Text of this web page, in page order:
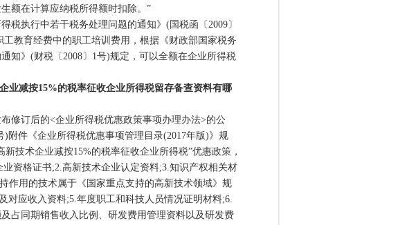
额在计算应纳税所得额时扣除。”
执行中若干税务处理问题的通知》(国税函〔2009〕
工教育经费中的职工培训费用，根据《财政部国家税务
知》(财税〔2008〕1号)规定，可以全额在企业所得税
业减按15%的税率征收企业所得税留存备查资料有哪
订后的<企业所得税优惠政策事项办理办法>的公
)附件《企业所得税优惠事项管理目录(2017年版)》规
技术企业减按15%的税率征收企业所得税”优惠政策，
资格证书;2.高新技术企业认定资料;3.知识产权相关材
作用的技术属于《国家重点支持的高新技术领域》规
对应收入资料;5.年度职工和科技人员情况证明材料;6.
占同期销售收入比例、研发费用管理资料以及研发费